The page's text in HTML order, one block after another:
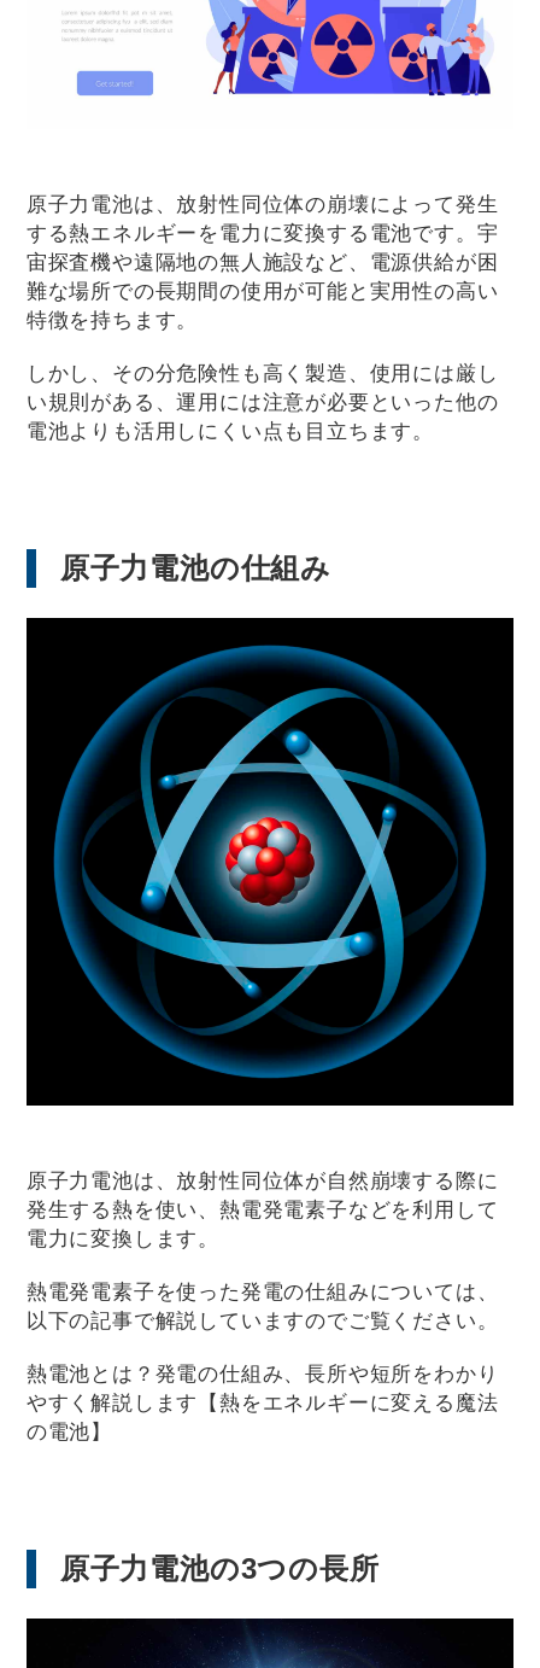
原子力電池は、放射性同位体の崩壊によって発生
する熱エネルギーを電力に変換する電池です。宇
宙探査機や遠隔地の無人施設など、電源供給が困
難な場所での長期間の使用が可能と実用性の高い
特徴を持ちます。
しかし、その分危険性も高く製造、使用には厳し
い規則がある、運用には注意が必要といった他の
電池よりも活用しにくい点も目立ちます。
原子力電池の仕組み
原子力電池は、放射性同位体が自然崩壊する際に
発生する熱を使い、熱電発電素子などを利用して
電力に変換します。
熱電発電素子を使った発電の仕組みについては、
以下の記事で解説していますのでご覧ください。
熱電池とは？発電の仕組み、長所や短所をわかり
やすく解説します【熱をエネルギーに変える魔法
の電池】
原子力電池の3つの長所